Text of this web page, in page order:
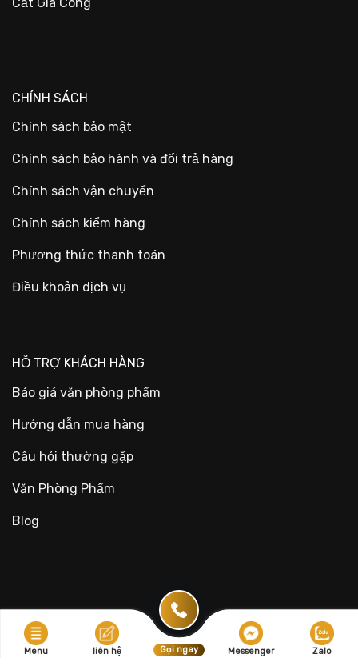
CHÍNH SÁCH
Chính sách bảo mật
Chính sách bảo hành và đổi trả hàng
Chính sách vận chuyển
Chính sách kiểm hàng
Phương thức thanh toán
Điều khoản dịch vụ
HỖ TRỢ KHÁCH HÀNG
Báo giá văn phòng phẩm
Hướng dẫn mua hàng
Câu hỏi thường gặp
Văn Phòng Phẩm
Blog
Menu liên hệ Gọi ngay Messenger Zalo